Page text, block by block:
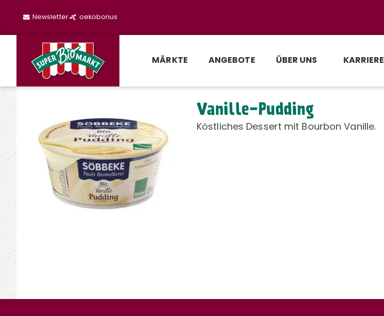
Newsletter oekobonus
MÄRKTE ANGEBOTE ÜBER UNS KARRIERE
Vanille-Pudding
Köstliches Dessert mit Bourbon Vanille.